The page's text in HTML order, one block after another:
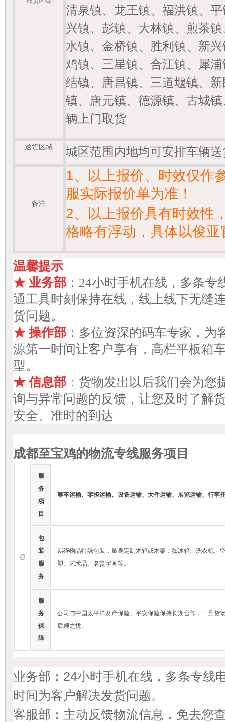
清泉镇、龙王镇、福洪镇、
兴镇、彭镇、大林镇、煎茶
水镇、金桥镇、胜利镇、新
鸡镇、三星镇、合江镇、犀
结镇、唐昌镇、三道堰镇、
镇、唐元镇、德源镇、古城
辆上门取货
送货区域 城区范围内地均可安排车辆
备注
1、以上报价、时效仅作
服实际报价单为准！
2、以上报价具有时效性
格略有浮动，具体以俊
温馨提示
★ 业务部 ：24小时手机在线，多条
通工具时刻保持在线，线上线下无缝
货问题。
★操作部 ：多位资深的码车专家，
源第一时间让客户享有，高栏平板箱
型。
★ 信息部 ：货物发出以后我们会为
询与异常问题的反馈，让您及时了解
安全、准时的到达
成都至宝鸡的物流专线服务项目
服
务
项
目
整车运输、零担运输、设备运输、大件运输、展览运输、行李
包
装
服
务
易碎物品特殊包装，量身定制木箱或木架：如冰箱、洗衣机、
塑、艺术品、名贵字画等。
服
务
保
障
公司与中国太平洋财产保险、平安保险保持长期合作，一旦货
后顾之忧。
业务部：24小时手机在线，多条专线
时间为客户解决发货问题。
客服部：主动反馈物流信息，免去您